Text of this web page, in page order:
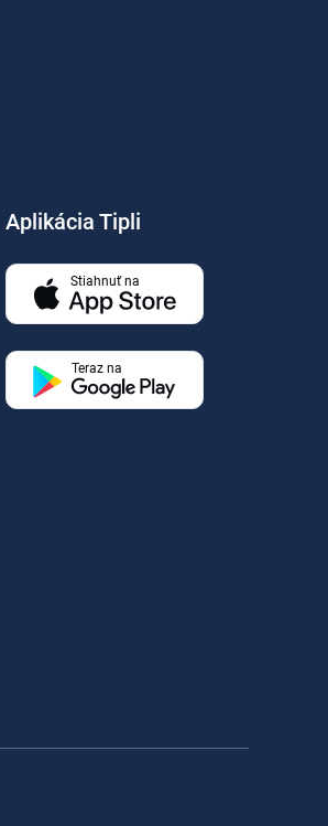
Aplikácia Tipli
Stiahnuť na
Teraz na